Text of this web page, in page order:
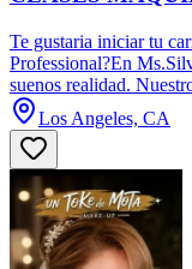
Te gustaria iniciar tu
Professional?En
suenos realidad.
Los Angeles, CA